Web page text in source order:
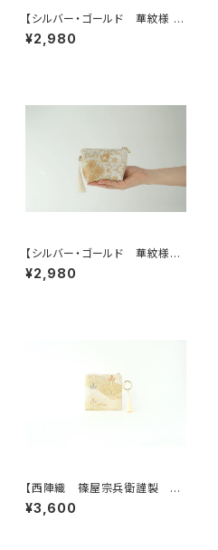
【シルバー・ゴールド 華紋様 シ
ルク帯 ポーチ】カードケース、
ポーチ小さめ、ジュエリーポー
¥2,980
【シルバー・ゴールド 華紋様
シルク帯リメイクミニポーチ】カ
ードケース、ポーチ小さめ、ジュ
¥2,980
【西陣織 篠屋宗兵衛謹製 若
松模様 ゴールド シルク帯リ
メイク バッグチャーム型スクエ
¥3,600